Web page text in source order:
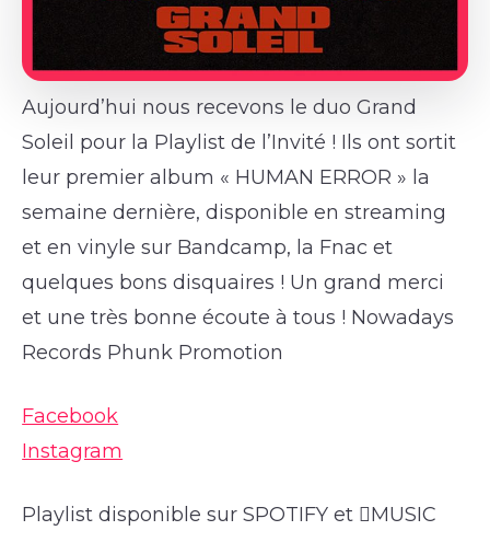
Aujourd’hui nous recevons le duo Grand
Soleil pour la Playlist de l’Invité ! Ils ont sortit
leur premier album « HUMAN ERROR » la
semaine dernière, disponible en streaming
et en vinyle sur Bandcamp, la Fnac et
quelques bons disquaires ! Un grand merci
et une très bonne écoute à tous ! Nowadays
Records Phunk Promotion
Facebook
Instagram
Playlist disponible sur SPOTIFY et MUSIC